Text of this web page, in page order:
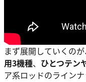
まず展開していくのが
用3機種、 ひとつテン
ア系ロッドのライン